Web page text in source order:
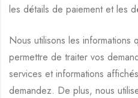
les détails de paiement et les
Nous utilisons les informations
permettre de traiter vos
services et informations
demandez. De plus, nous